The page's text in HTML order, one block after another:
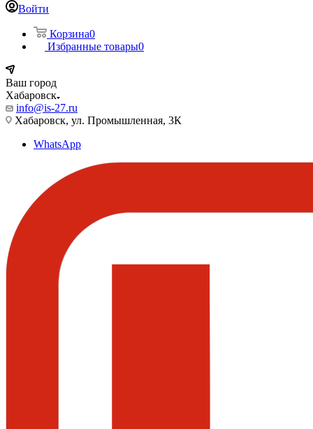
Войти
Корзина0
Избранные товары0
Ваш город
Хабаровск
info@is-27.ru
Хабаровск, ул. Промышленная, 3К
WhatsApp